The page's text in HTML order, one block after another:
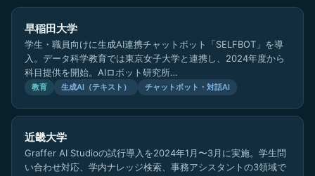
早稲田大学
学生・職員向けに生成AI連携チャットボット「SELFBOT」を導
入。データ科学教育では東京女子大学と連携し、2024年度から
科目提供を開始。AIロボット研究所…
教育 生成AI（テキスト） チャットボット・対話AI
近畿大学
Graffer AI Studioの試行導入を2024年1月〜3月に実施。学生問
い合わせ対応、学内ナレッジ検索、事務アシスタントの3領域で